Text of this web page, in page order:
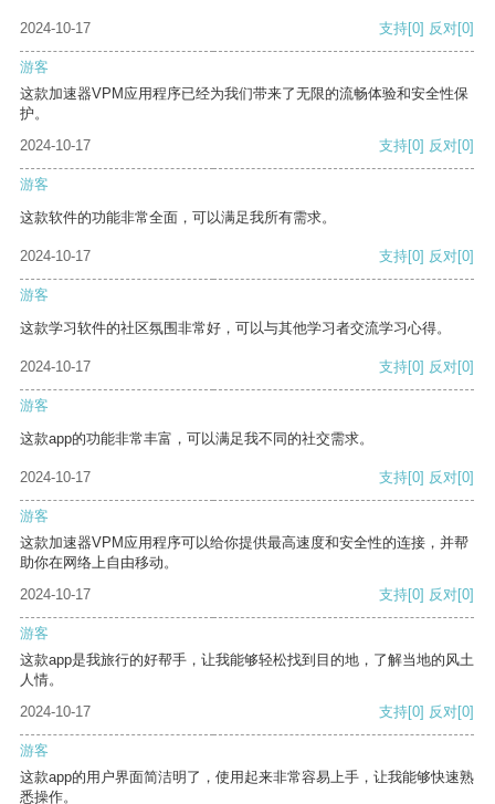
2024-10-17 支持[0] 反对[0]
游客
这款加速器VPM应用程序已经为我们带来了无限的流畅体验和安全性保
护。
2024-10-17
支持[0] 反对[0]
游客
这款软件的功能非常全面，可以满足我所有需求。
2024-10-17 支持[0] 反对[0]
游客
这款学习软件的社区氛围非常好，可以与其他学习者交流学习心得。
2024-10-17 支持[0] 反对[0]
游客
这款app的功能非常丰富，可以满足我不同的社交需求。
2024-10-17 支持[0] 反对[0]
游客
这款加速器VPM应用程序可以给你提供最高速度和安全性的连接，并帮
助你在网络上自由移动。
2024-10-17
支持[0] 反对[0]
游客
这款app是我旅行的好帮手，让我能够轻松找到目的地，了解当地的风土
人情。
2024-10-17
支持[0] 反对[0]
游客
这款app的用户界面简洁明了，使用起来非常容易上手，让我能够快速熟
悉操作。